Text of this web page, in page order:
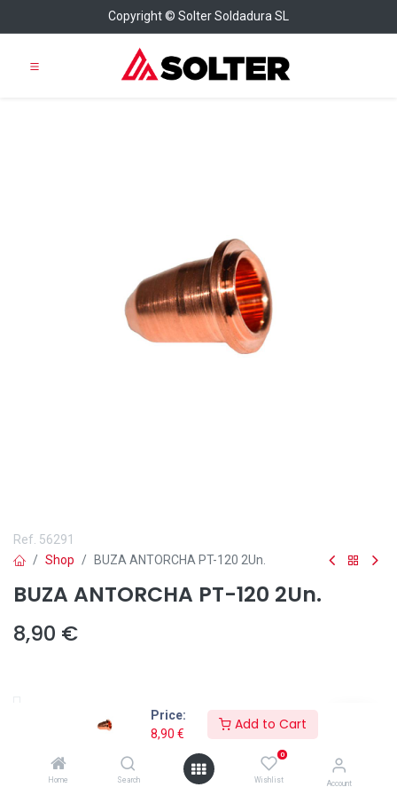
Price:
8,90 €
Add to Cart
Home Search
0
Wishlist Account
Copyright © Solter Soldadura SL
Ref. 56291
Shop
BUZA ANTORCHA PT-120 2Un.
BUZA ANTORCHA PT-120 2Un.
8,90 €
Añadir a lista de deseos
BUZA ANTORCHA SOLCUT PT-120 PRO 2Un es el recambio
indispensable para la antorcha de plasma
ST-120
, garantizando